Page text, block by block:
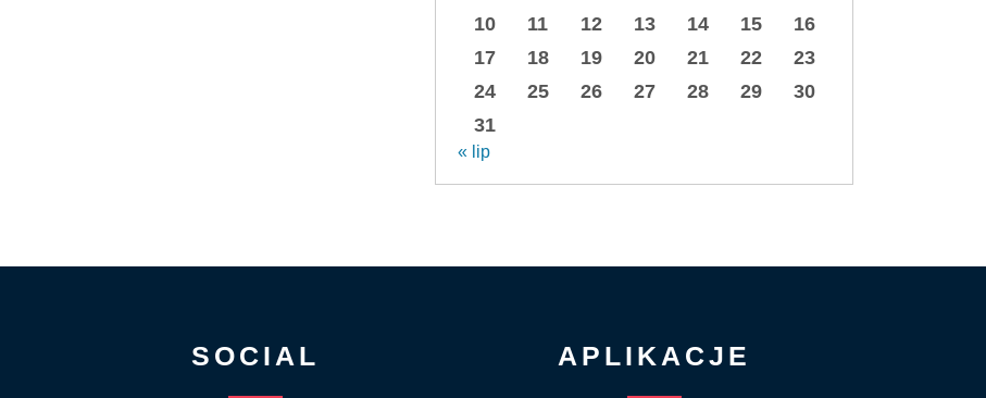
10
11 12 13 14 15
16
17
18 19 20 21 22
23
24
25 26 27 28 29
30
31
« lip
SOCIAL APLIKACJE